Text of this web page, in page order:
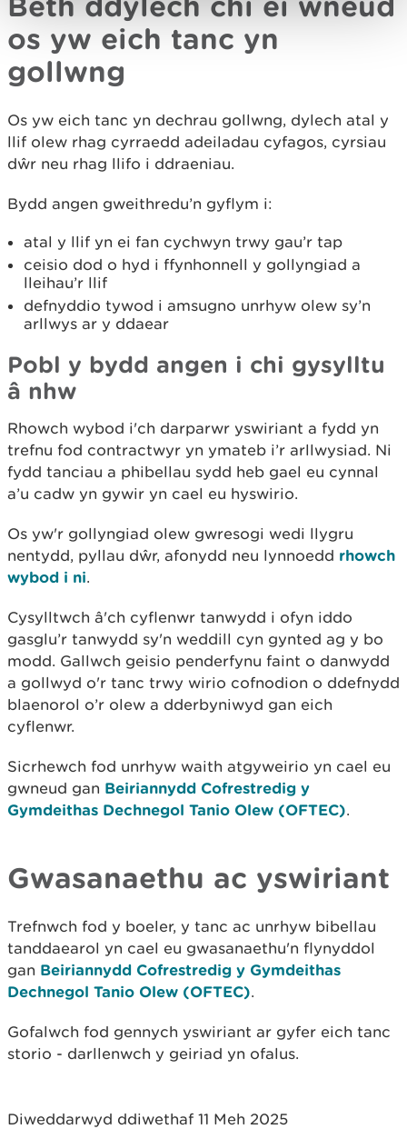
os yw eich tanc yn
gollwng
Os yw eich tanc yn dechrau gollwng, dylech atal y
llif olew rhag cyrraedd adeiladau cyfagos, cyrsiau
dŵr neu rhag llifo i ddraeniau.
Bydd angen gweithredu’n gyflym i:
atal y llif yn ei fan cychwyn trwy gau’r tap
ceisio dod o hyd i ffynhonnell y gollyngiad a
lleihau’r llif
defnyddio tywod i amsugno unrhyw olew sy’n
arllwys ar y ddaear
Pobl y bydd angen i chi gysylltu
â nhw
Rhowch wybod i'ch darparwr yswiriant a fydd yn
trefnu fod contractwyr yn ymateb i’r arllwysiad. Ni
fydd tanciau a phibellau sydd heb gael eu cynnal
a’u cadw yn gywir yn cael eu hyswirio.
Os yw'r gollyngiad olew gwresogi wedi llygru
nentydd, pyllau dŵr, afonydd neu lynnoedd rhowch
wybod i ni.
Cysylltwch â'ch cyflenwr tanwydd i ofyn iddo
gasglu’r tanwydd sy'n weddill cyn gynted ag y bo
modd. Gallwch geisio penderfynu faint o danwydd
a gollwyd o'r tanc trwy wirio cofnodion o ddefnydd
blaenorol o’r olew a dderbyniwyd gan eich
cyflenwr.
Sicrhewch fod unrhyw waith atgyweirio yn cael eu
gwneud gan Beiriannydd Cofrestredig y
Gymdeithas Dechnegol Tanio Olew (OFTEC).
Gwasanaethu ac yswiriant
Trefnwch fod y boeler, y tanc ac unrhyw bibellau
tanddaearol yn cael eu gwasanaethu'n flynyddol
gan Beiriannydd Cofrestredig y Gymdeithas
Dechnegol Tanio Olew (OFTEC).
Gofalwch fod gennych yswiriant ar gyfer eich tanc
storio - darllenwch y geiriad yn ofalus.
Diweddarwyd ddiwethaf 11 Meh 2025